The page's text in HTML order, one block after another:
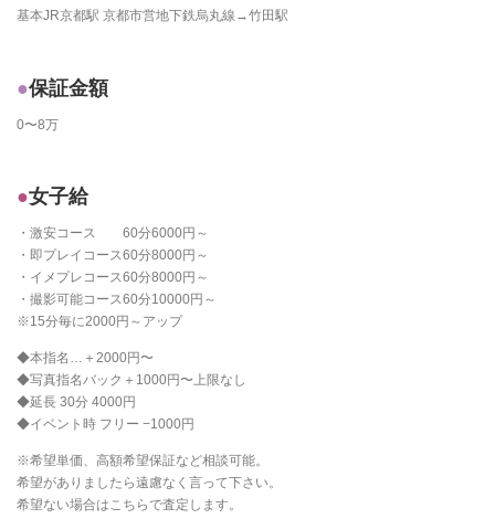
基本JR京都駅 京都市営地下鉄烏丸線→竹田駅
保証金額
0〜8万
女子給
・激安コース 60分6000円～
・即プレイコース60分8000円～
・イメプレコース60分8000円～
・撮影可能コース60分10000円～
※15分毎に2000円～アップ
◆本指名…＋2000円〜
◆写真指名バック＋1000円〜上限なし
◆延長 30分 4000円
◆イベント時 フリー −1000円
※希望単価、高額希望保証など相談可能。
希望がありましたら遠慮なく言って下さい。
希望ない場合はこちらで査定します。